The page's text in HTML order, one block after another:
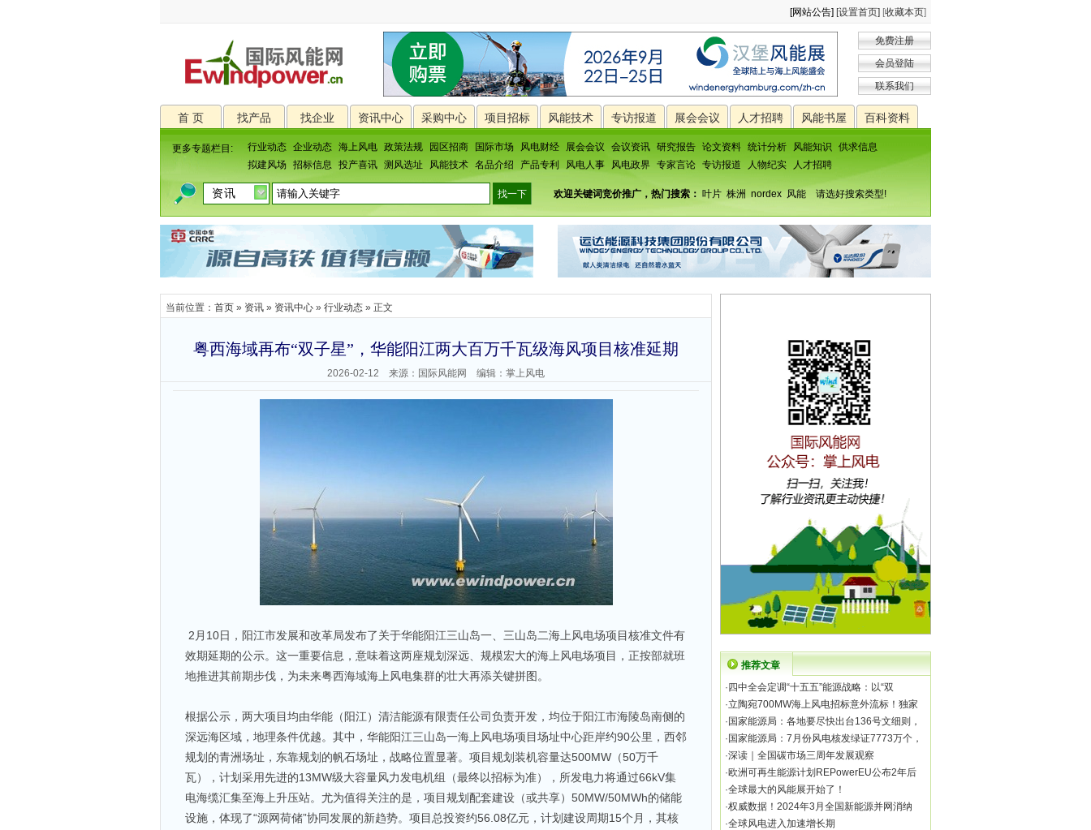
[网站公告] [设置首页] [收藏本页]
免费注册
会员登陆
联系我们
首 页 找产品 找企业 资讯中心 采购中心 项目招标 风能技术 专访报道 展会会议 人才招聘 风能书屋 百科资料
更多专题栏目: 行业动态 企业动态 海上风电 政策法规 园区招商 国际市场 风电财经 展会会议 会议资讯 研究报告 论文资料 统计分析 风能知识
供求信息
拟建风场
招标信息 投产喜讯 测风选址 风能技术 名品介绍 产品专利 风电人事 风电政界 专家言论 专访报道 人物纪实 人才招聘
欢迎关键词竞价推广，热门搜索： 叶片 株洲 nordex 风能 请选好搜索类型!
当前位置： 首页 » 资讯 » 资讯中心 » 行业动态 » 正文
粤西海域再布“双子星”，华能阳江两大百万千瓦级海风项目核准延期
2026-02-12 来源：国际风能网 编辑：掌上风电
2月10日，阳江市发展和改革局发布了关于华能阳江三山岛一、三山岛二海上风电场项目核准文件有
效期延期的公示。这一重要信息，意味着这两座规划深远、规模宏大的海上风电场项目，正按部就班
地推进其前期步伐，为未来粤西海域海上风电集群的壮大再添关键拼图。
根据公示，两大项目均由华能（阳江）清洁能源有限责任公司负责开发，均位于阳江市海陵岛南侧的
深远海区域，地理条件优越。其中，华能阳江三山岛一海上风电场项目场址中心距岸约90公里，西邻
规划的青洲场址，东靠规划的帆石场址，战略位置显著。项目规划装机容量达500MW（50万千
瓦），计划采用先进的13MW级大容量风力发电机组（最终以招标为准），所发电力将通过66kV集
电海缆汇集至海上升压站。尤为值得关注的是，项目规划配套建设（或共享）50MW/50MWh的储能
设施，体现了“源网荷储”协同发展的新趋势。项目总投资约56.08亿元，计划建设周期15个月，其核
推荐文章
· 四中全会定调“十五五”能源战略：以“双
·立陶宛700MW海上风电招标意外流标！独家
· 国家能源局：各地要尽快出台136号文细则，
· 国家能源局：7月份风电核发绿证7773万个，
·深读｜全国碳市场三周年发展观察
·欧洲可再生能源计划REPowerEU公布2年后
·全球最大的风能展开始了！
·权威数据！2024年3月全国新能源并网消纳
·全球风电进入加速增长期